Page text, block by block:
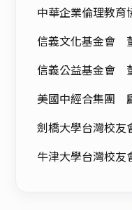
中華企業倫理教
信義文化基金會
信義公益基金會
美國中經合集團
劍橋大學台灣校
牛津大學台灣校